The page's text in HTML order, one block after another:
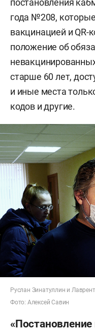
постановления
года №208,
вакцинацией и
положение об
старше 60 лет,
и иные места
кодов и другие.
Руслан Зинатуллин и
Фото: Алексей Савин